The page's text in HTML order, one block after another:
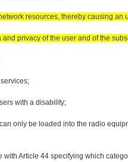
resources, thereby causing an
privacy of the user and of the
with a disability;
only be loaded into the radio
Article 44 specifying which